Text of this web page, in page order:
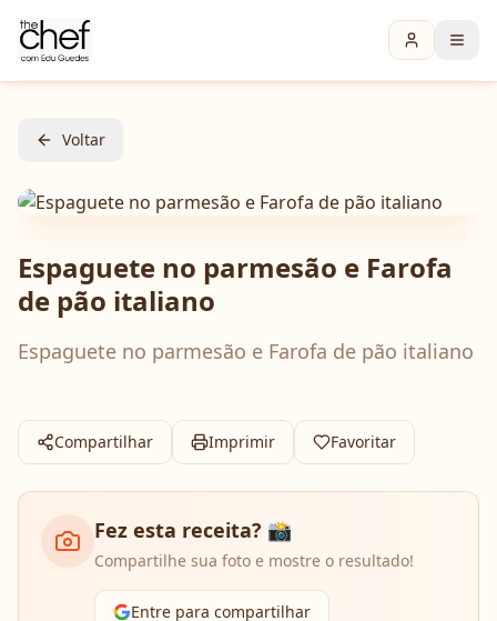
Voltar
Espaguete no parmesão e Farofa
de pão italiano
Espaguete no parmesão e Farofa de pão italiano
Compartilhar Imprimir Favoritar
Fez esta receita? 📸
Compartilhe sua foto e mostre o resultado!
Entre para compartilhar